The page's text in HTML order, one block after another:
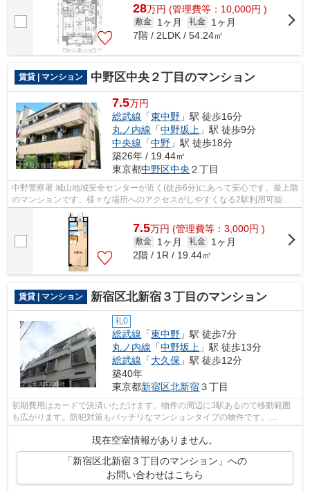
28万円 (管理費等：10,000円 )
敷金 1ヶ月 礼金
1ヶ月
7階 / 2LDK / 54.24㎡
賃貸 | マンション 中野区中央２丁目のマンション
7.5万円
総武線 「東中野 」駅 徒歩16分
丸ノ内線 「中野坂上 」駅 徒歩9分
中央線 「中野 」駅 徒歩18分
築26年 / 19.44㎡
東京都中野区中央 ２丁目
中野警察署 城山地域安全センターが近く(徒歩6分)にあって安心です。最上階
のマンションです。様々な場所へのアクセスがしやすくなる2駅利用可能な
物件です。当社スタッフが地域の賃貸...
7.5万円 (管理費等：3,000円 )
敷金 1ヶ月 礼金
1ヶ月
2階 / 1R / 19.44㎡
賃貸 | マンション 新宿区北新宿３丁目のマンション
礼0
総武線 「東中野 」駅 徒歩7分
丸ノ内線 「中野坂上 」駅 徒歩13分
総武線 「大久保 」駅 徒歩12分
築40年
東京都新宿区北新宿３丁目
初期費用はカードで決済いただけます。物件の周辺に3駅あるので移動範囲
も広がります。防犯対策もバッチリなマンションタイプの物件です。
info@access-japan.tokyoまでお問い合わせく...
現在空室情報がありません。
「新宿区北新宿３丁目のマンション」への
お問い合わせはこちら